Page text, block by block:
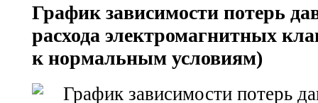
График зависимости потерь
расхода электромагнитных
к нормальным условиям)